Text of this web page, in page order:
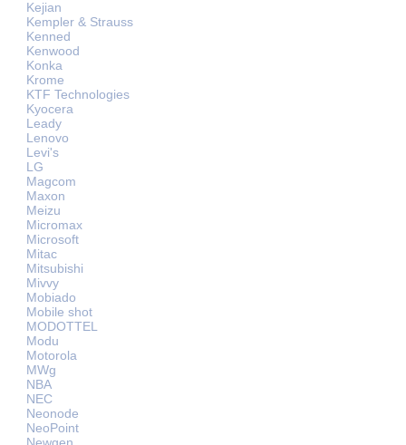
Kejian
Kempler & Strauss
Kenned
Kenwood
Konka
Krome
KTF Technologies
Kyocera
Leady
Lenovo
Levi's
LG
Magcom
Maxon
Meizu
Micromax
Microsoft
Mitac
Mitsubishi
Mivvy
Mobiado
Mobile shot
MODOTTEL
Modu
Motorola
MWg
NBA
NEC
Neonode
NeoPoint